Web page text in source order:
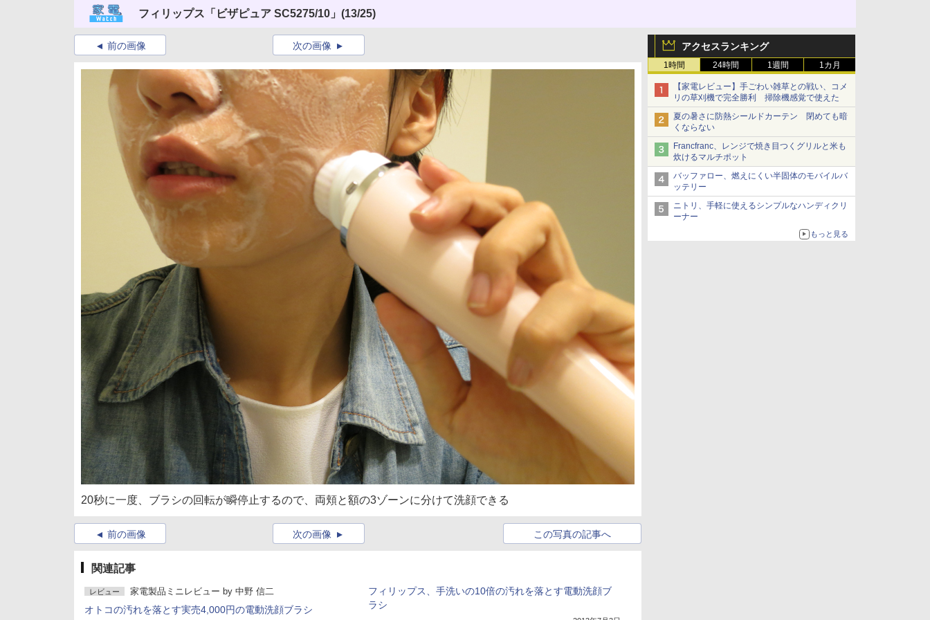
フィリップス「ビザピュア SC5275/10」 (13/25)
アクセスランキング
1時間 24時間 1週間 1カ月
【家電レビュー】手ごわい雑草との戦い、コメ
リの草刈機で完全勝利 掃除機感覚で使えた
夏の暑さに防熱シールドカーテン 閉めても暗
くならない
Francfranc、レンジで焼き目つくグリルと米も
炊けるマルチポット
バッファロー、燃えにくい半固体のモバイルバ
ッテリー
ニトリ、手軽に使えるシンプルなハンディクリ
ーナー
もっと見る
前の画像 次の画像
20秒に一度、ブラシの回転が瞬停止するので、両頬と額の3ゾーンに分けて洗顔できる
前の画像 この写真の記事へ
次の画像
関連記事
レビュー 家電製品ミニレビュー by 中野 信二
オトコの汚れを落とす実売4,000円の電動洗顔ブラシ
フィリップス、手洗いの10倍の汚れを落とす電動洗顔ブ
ラシ